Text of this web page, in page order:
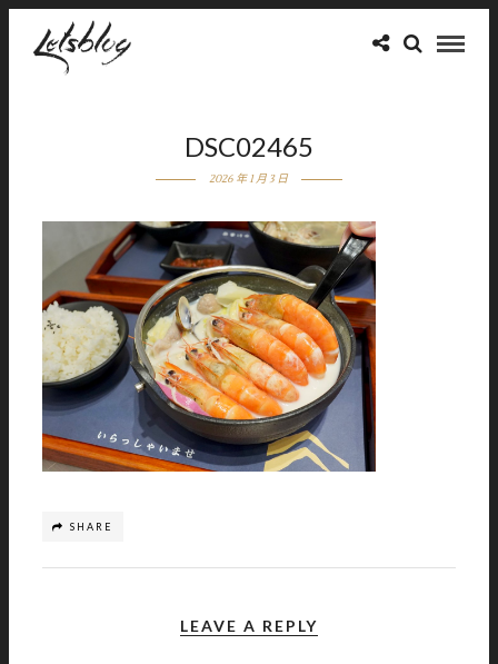
DSC02465
2026 年 1 月 3 日
SHARE
LEAVE A REPLY